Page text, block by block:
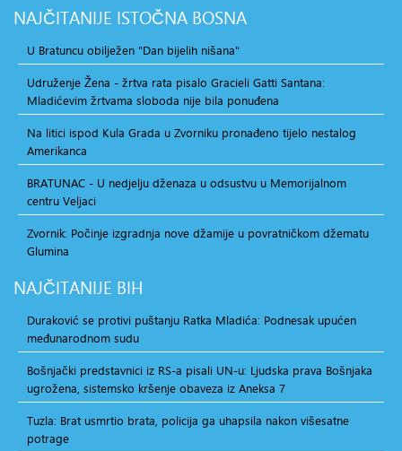
NAJČITANIJE ISTOČNA BOSNA
U Bratuncu obilježen "Dan bijelih nišana"
Udruženje Žena - žrtva rata pisalo Gracieli Gatti Santana:
Mladićevim žrtvama sloboda nije bila ponuđena
Na litici ispod Kula Grada u Zvorniku pronađeno tijelo nestalog
Amerikanca
BRATUNAC - U nedjelju dženaza u odsustvu u Memorijalnom
centru Veljaci
Zvornik: Počinje izgradnja nove džamije u povratničkom džematu
Glumina
NAJČITANIJE BIH
Duraković se protivi puštanju Ratka Mladića: Podnesak upućen
međunarodnom sudu
Bošnjački predstavnici iz RS-a pisali UN-u: Ljudska prava Bošnjaka
ugrožena, sistemsko kršenje obaveza iz Aneksa 7
Tuzla: Brat usmrtio brata, policija ga uhapsila nakon višesatne
potrage